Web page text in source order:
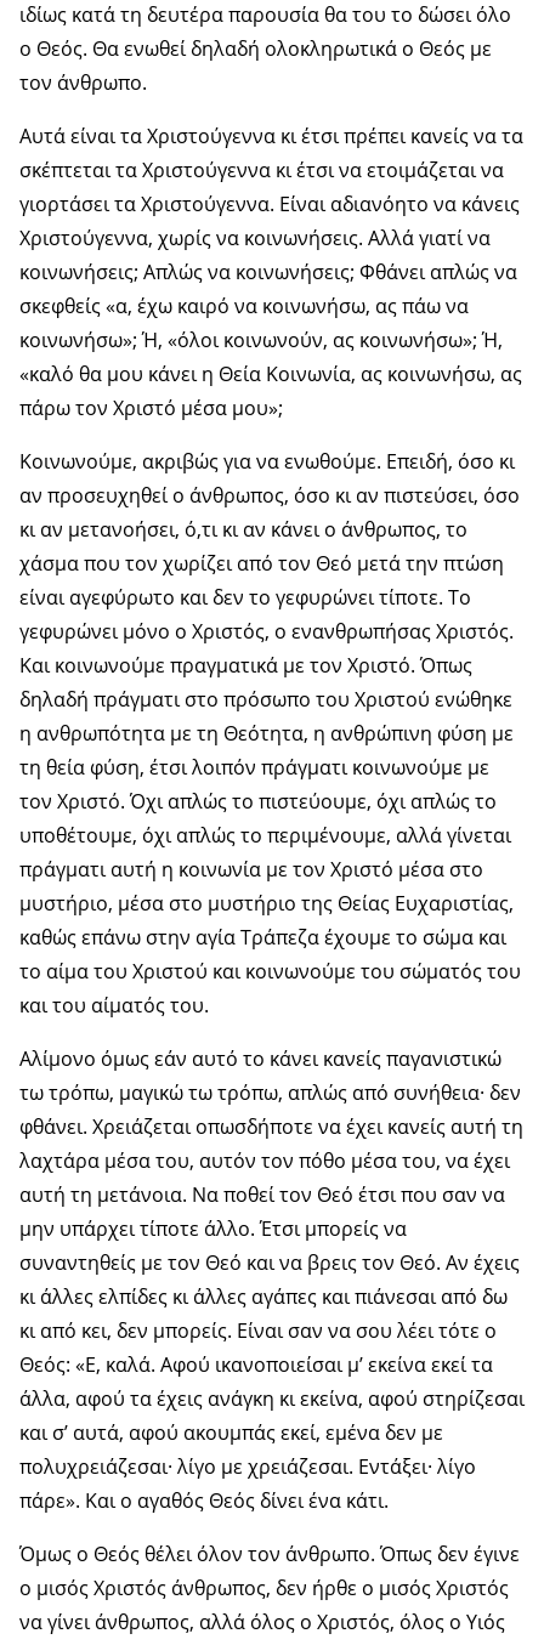
ιδίως κατά τη δευτέρα παρουσία θα του το δώσει όλο
ο Θεός. Θα ενωθεί δηλαδή ολοκληρωτικά ο Θεός με
τον άνθρωπο.
Αυτά είναι τα Χριστούγεννα κι έτσι πρέπει κανείς να τα
σκέπτεται τα Χριστούγεννα κι έτσι να ετοιμάζεται να
γιορτάσει τα Χριστούγεννα. Είναι αδιανόητο να κάνεις
Χριστούγεννα, χωρίς να κοινωνήσεις. Αλλά γιατί να
κοινωνήσεις; Απλώς να κοινωνήσεις; Φθάνει απλώς να
σκεφθείς «α, έχω καιρό να κοινωνήσω, ας πάω να
κοινωνήσω»; Ή, «όλοι κοινωνούν, ας κοινωνήσω»; Ή,
«καλό θα μου κάνει η Θεία Κοινωνία, ας κοινωνήσω, ας
πάρω τον Χριστό μέσα μου»;
Κοινωνούμε, ακριβώς για να ενωθούμε. Επειδή, όσο κι
αν προσευχηθεί ο άνθρωπος, όσο κι αν πιστεύσει, όσο
κι αν μετανοήσει, ό,τι κι αν κάνει ο άνθρωπος, το
χάσμα που τον χωρίζει από τον Θεό μετά την πτώση
είναι αγεφύρωτο και δεν το γεφυρώνει τίποτε. Το
γεφυρώνει μόνο ο Χριστός, ο ενανθρωπήσας Χριστός.
Και κοινωνούμε πραγματικά με τον Χριστό. Όπως
δηλαδή πράγματι στο πρόσωπο του Χριστού ενώθηκε
η ανθρωπότητα με τη Θεότητα, η ανθρώπινη φύση με
τη θεία φύση, έτσι λοιπόν πράγματι κοινωνούμε με
τον Χριστό. Όχι απλώς το πιστεύουμε, όχι απλώς το
υποθέτουμε, όχι απλώς το περιμένουμε, αλλά γίνεται
πράγματι αυτή η κοινωνία με τον Χριστό μέσα στο
μυστήριο, μέσα στο μυστήριο της Θείας Ευχαριστίας,
καθώς επάνω στην αγία Τράπεζα έχουμε το σώμα και
το αίμα του Χριστού και κοινωνούμε του σώματός του
και του αίματός του.
Αλίμονο όμως εάν αυτό το κάνει κανείς παγανιστικώ
τω τρόπω, μαγικώ τω τρόπω, απλώς από συνήθεια· δεν
φθάνει. Χρειάζεται οπωσδήποτε να έχει κανείς αυτή τη
λαχτάρα μέσα του, αυτόν τον πόθο μέσα του, να έχει
αυτή τη μετάνοια. Να ποθεί τον Θεό έτσι που σαν να
μην υπάρχει τίποτε άλλο. Έτσι μπορείς να
συναντηθείς με τον Θεό και να βρεις τον Θεό. Αν έχεις
κι άλλες ελπίδες κι άλλες αγάπες και πιάνεσαι από δω
κι από κει, δεν μπορείς. Είναι σαν να σου λέει τότε ο
Θεός: «Ε, καλά. Αφού ικανοποιείσαι μ’ εκείνα εκεί τα
άλλα, αφού τα έχεις ανάγκη κι εκείνα, αφού στηρίζεσαι
και σ’ αυτά, αφού ακουμπάς εκεί, εμένα δεν με
πολυχρειάζεσαι· λίγο με χρειάζεσαι. Εντάξει· λίγο
πάρε». Και ο αγαθός Θεός δίνει ένα κάτι.
Όμως ο Θεός θέλει όλον τον άνθρωπο. Όπως δεν έγινε
ο μισός Χριστός άνθρωπος, δεν ήρθε ο μισός Χριστός
να γίνει άνθρωπος, αλλά όλος ο Χριστός, όλος ο Υιός